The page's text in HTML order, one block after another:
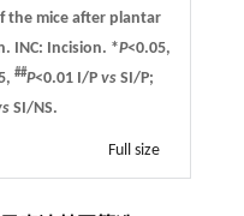
the mice after plantar
INC: Incision. *P<0.05,
##P<0.01 I/Pvs SI/P;
SI/NS.
Full size